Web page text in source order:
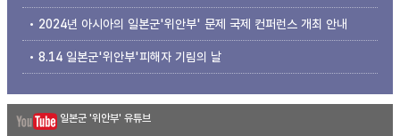
2024년 아시아의 일본군'위안부' 문제 국제 컨퍼런스 개최 안내
8.14 일본군'위안부'피해자 기림의 날
일본군 '위안부' 유튜브